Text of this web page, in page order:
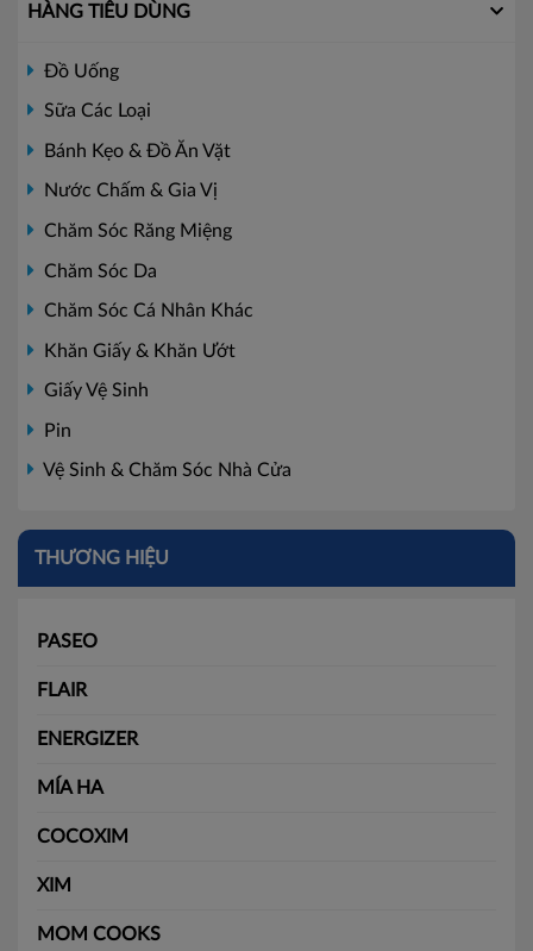
HÀNG TIÊU DÙNG
Đồ Uống
Sữa Các Loại
Bánh Kẹo & Đồ Ăn Vặt
Nước Chấm & Gia Vị
Chăm Sóc Răng Miệng
Chăm Sóc Da
Chăm Sóc Cá Nhân Khác
Khăn Giấy & Khăn Ướt
Giấy Vệ Sinh
Pin
Vệ Sinh & Chăm Sóc Nhà Cửa
THƯƠNG HIỆU
PASEO
FLAIR
ENERGIZER
MÍA HA
COCOXIM
XIM
MOM COOKS